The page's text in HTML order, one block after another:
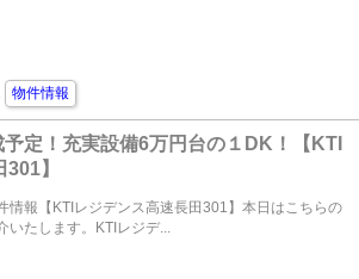
物件情報
定！充実設備6万円台の１DK！【KTI
】
情報【KTIレジデンス高速長田301】本日はこちらの
いたします。KTIレジデ...